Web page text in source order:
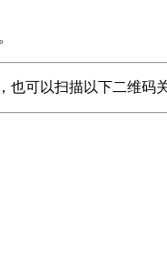
可以扫描以下二维码关